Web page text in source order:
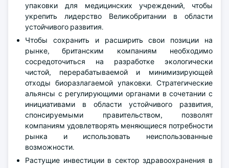
упаковки для медицинских учреждений, чтобы
укрепить лидерство Великобритании в области
устойчивого развития.
Чтобы сохранить и расширить свои позиции на
рынке, британским компаниям необходимо
сосредоточиться на разработке экологически
чистой, перерабатываемой и минимизирующей
отходы биоразлагаемой упаковки. Стратегические
альянсы с регулирующими органами в сочетании с
инициативами в области устойчивого развития,
спонсируемыми правительством, позволят
компаниям удовлетворять меняющиеся потребности
рынка и использовать неиспользованные
возможности.
Растущие инвестиции в сектор здравоохранения в